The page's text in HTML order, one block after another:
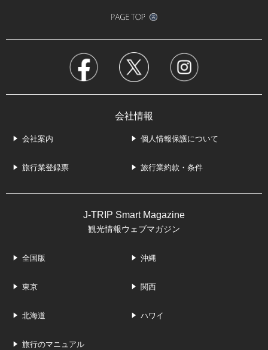
会社情報
会社案内 個人情報保護について
旅行業登録票 旅行業約款・条件
J-TRIP Smart Magazine
観光情報ウェブマガジン
全国版 沖縄
東京 関西
北海道 ハワイ
旅行のマニュアル